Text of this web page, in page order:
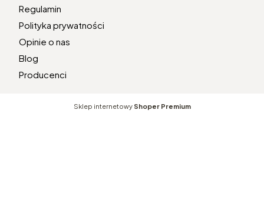
Regulamin
Polityka prywatności
Opinie o nas
Blog
Producenci
Sklep internetowy Shoper Premium